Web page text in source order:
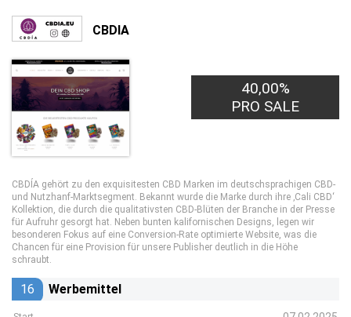
CBDIA
40,00%
PRO SALE
CBDÍA gehört zu den exquisitesten CBD Marken im deutschsprachigen CBD-
und Nutzhanf-Marktsegment. Bekannt wurde die Marke durch ihre ‚Cali CBD‘
Kollektion, die durch die qualitativsten CBD-Blüten der Branche in der Presse
für Aufruhr gesorgt hat. Neben bunten kalifornischen Designs, legen wir
besonderen Fokus auf eine Conversion-Rate optimierte Website, was die
Chancen für eine Provision für unsere Publisher deutlich in die Höhe
schraubt.
16 Werbemittel